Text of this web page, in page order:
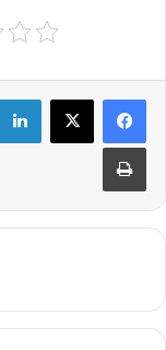
Print